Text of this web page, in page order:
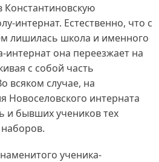
интернат. Естественно, что с
лишилась школа и именного
интернат она переезжает на
с собой часть
всяком случае, на
Новоселовского интерната
и бывших учеников тех
ученика-